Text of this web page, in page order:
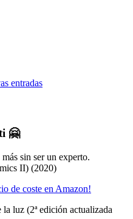
entradas
🤗
sin ser un experto.
II) (2020)
luz (2ª edición actualizada